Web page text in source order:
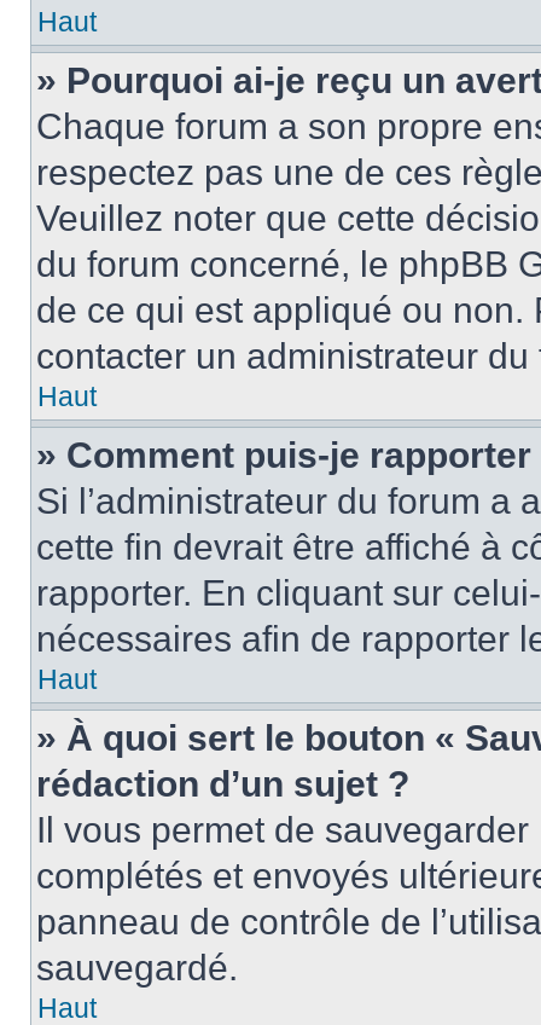
Haut
» Pourquoi ai-je reçu un
Chaque forum a son propre
respectez pas une de ces
Veuillez noter que cette
du forum concerné, le phpBB
de ce qui est appliqué ou non.
contacter un administrateur du
Haut
» Comment puis-je
Si l’administrateur du forum a
cette fin devrait être affiché à
rapporter. En cliquant sur
nécessaires afin de rapporter
Haut
» À quoi sert le bouton «
rédaction d’un sujet ?
Il vous permet de
complétés et envoyés
panneau de contrôle de
sauvegardé.
Haut